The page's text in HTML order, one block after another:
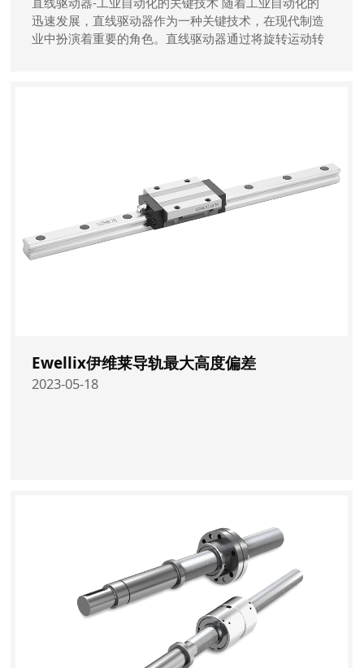
迅速发展，直线驱动器作为一种关键技术，在现代制造
业中扮演着重要的角色。直线驱动器通过将旋转运动转
Ewellix伊维莱导轨最大高度偏差
2023-05-18